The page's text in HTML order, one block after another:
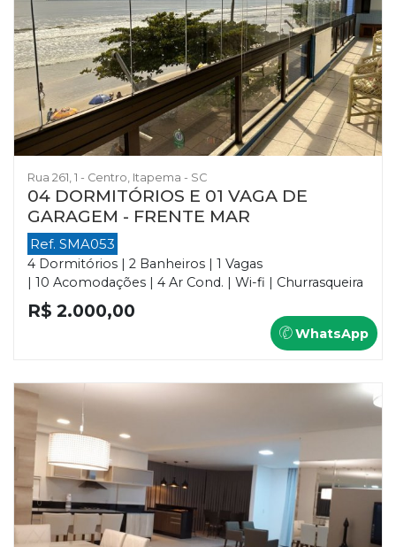
Rua 261, 1 - Centro, Itapema - SC
04 DORMITÓRIOS E 01 VAGA DE
GARAGEM - FRENTE MAR
Ref. SMA053
4 Dormitórios | 2 Banheiros | 1 Vagas
| 10 Acomodações | 4 Ar Cond. | Wi-fi | Churrasqueira
R$ 2.000,00
WhatsApp